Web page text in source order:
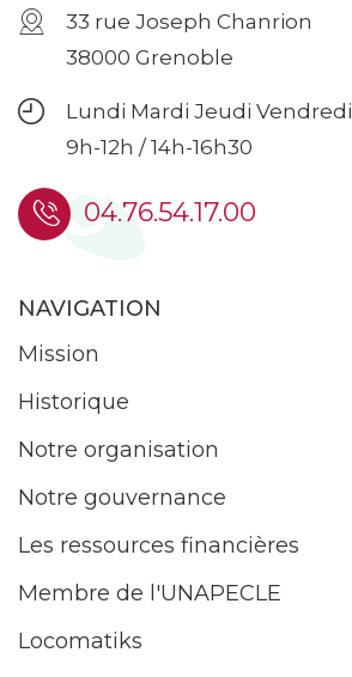
33 rue Joseph Chanrion
38000 Grenoble
Lundi Mardi Jeudi Vendredi
9h-12h / 14h-16h30
04.76.54.17.00
NAVIGATION
Mission
Historique
Notre organisation
Notre gouvernance
Les ressources financières
Membre de l'UNAPECLE
Locomatiks